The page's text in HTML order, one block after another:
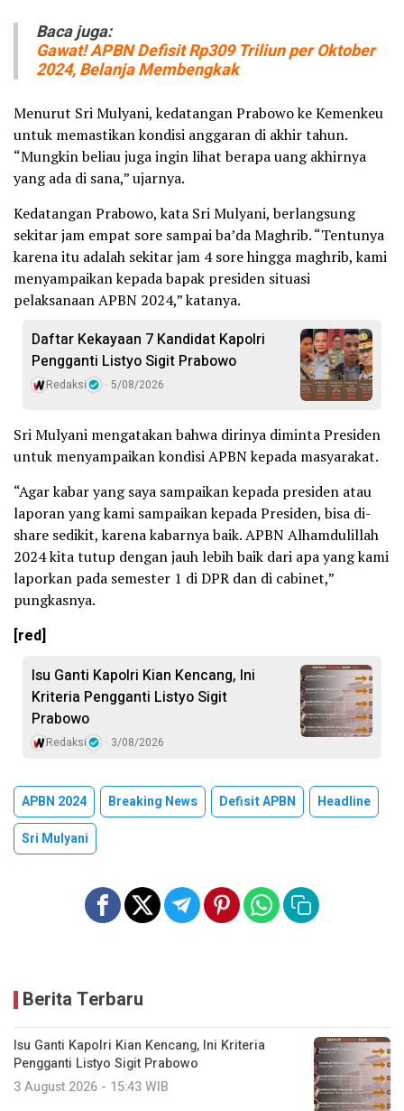
Baca juga:
Gawat! APBN Defisit Rp309 Triliun per Oktober
2024, Belanja Membengkak
Menurut Sri Mulyani, kedatangan Prabowo ke Kemenkeu
untuk memastikan kondisi anggaran di akhir tahun.
“Mungkin beliau juga ingin lihat berapa uang akhirnya
yang ada di sana,” ujarnya.
Kedatangan Prabowo, kata Sri Mulyani, berlangsung
sekitar jam empat sore sampai ba’da Maghrib. “Tentunya
karena itu adalah sekitar jam 4 sore hingga maghrib, kami
menyampaikan kepada bapak presiden situasi
pelaksanaan APBN 2024,” katanya.
Daftar Kekayaan 7 Kandidat Kapolri
Pengganti Listyo Sigit Prabowo
Redaksi 5/08/2026
Sri Mulyani mengatakan bahwa dirinya diminta Presiden
untuk menyampaikan kondisi APBN kepada masyarakat.
“Agar kabar yang saya sampaikan kepada presiden atau
laporan yang kami sampaikan kepada Presiden, bisa di-
share sedikit, karena kabarnya baik. APBN Alhamdulillah
2024 kita tutup dengan jauh lebih baik dari apa yang kami
laporkan pada semester 1 di DPR dan di cabinet,”
pungkasnya.
[red]
Isu Ganti Kapolri Kian Kencang, Ini
Kriteria Pengganti Listyo Sigit
Prabowo
Redaksi 3/08/2026
APBN 2024 Breaking News Defisit APBN
Headline
Sri Mulyani
Berita Terbaru
Isu Ganti Kapolri Kian Kencang, Ini Kriteria
Pengganti Listyo Sigit Prabowo
3 August 2026 - 15:43 WIB